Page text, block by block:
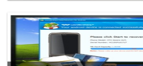
【Android 數據資料恢復】